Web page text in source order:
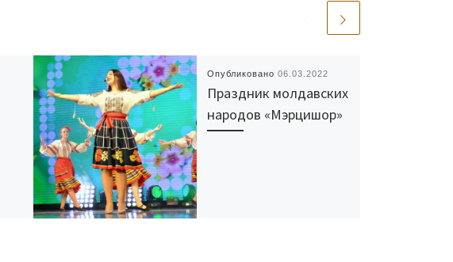
Опубликовано 06.03.2022
Праздник молдавских
народов «Мэрцишор»